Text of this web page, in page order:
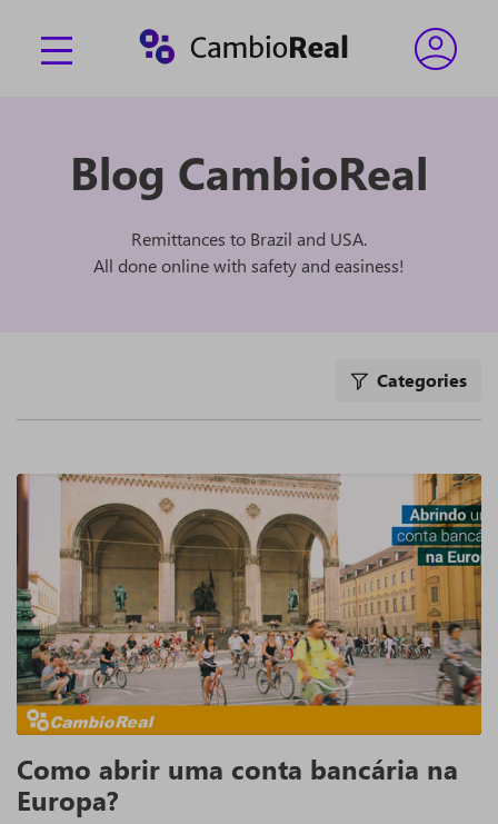
Blog CambioReal
Remittances to Brazil and USA.
All done online with safety and easiness!
Categories
Como abrir uma conta bancária na
Europa?